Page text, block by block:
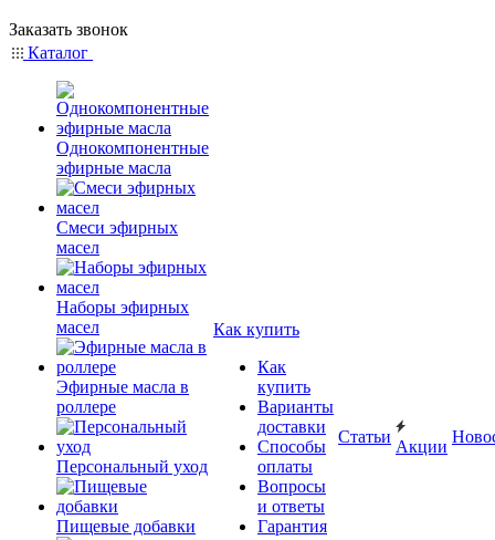
Заказать звонок
Каталог
Однокомпонентные
эфирные масла
Смеси эфирных
масел
Наборы эфирных
масел
Эфирные масла в
роллере
Персональный уход
Пищевые добавки
Как купить
Как
купить
Варианты
доставки
Способы
оплаты
Вопросы
и ответы
Гарантия
Статьи
Акции